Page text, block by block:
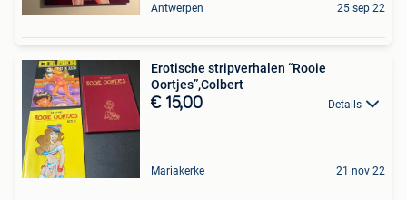
Antwerpen 25 sep 22
Erotische stripverhalen “Rooie
Oortjes”,Colbert
€ 15,00 Details
Mariakerke 21 nov 22